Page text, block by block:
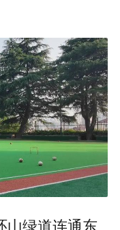
山绿道连通东